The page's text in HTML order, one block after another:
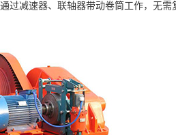
过减速器、联轴器带动卷筒工作，无